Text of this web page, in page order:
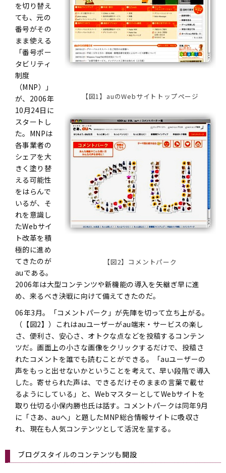
【図1】auのWebサイトトップページ
【図2】コメントパーク
を切り替え
ても、元の
番号がその
まま使える
「番号ポー
タビリティ
制度
（MNP）」
が、2006年
10月24日に
スタートし
た。MNPは
各事業者の
シェアを大
きく塗り替
える可能性
をはらんで
いるが、そ
れを意識し
たWebサイ
ト改革を積
極的に進め
てきたのが
auである。
2006年は大型コンテンツや新機能の導入を矢継ぎ早に進
め、来るべき決戦に向けて備えてきたのだ。
06年3月。「コメントパーク」が先陣を切って立ち上がる。
（【図2】）これはauユーザーがau端末・サービスの楽し
さ、便利さ、安心さ、オトクな点などを投稿するコンテン
ツだ。画面上の小さな画像をクリックするだけで、投稿さ
れたコメントを誰でも読むことができる。「auユーザーの
声をもっと出せないかということを考えて、早い段階で導入
した。寄せられた声は、できるだけそのままの言葉で載せ
るようにしている」と、WebマスターとしてWebサイトを
取り仕切る小保内勝也氏は話す。コメントパークは同年9月
に「さあ、auへ」と題したMNP総合情報サイトに吸収さ
れ、現在も人気コンテンツとして活況を呈する。
ブログスタイルのコンテンツも開設